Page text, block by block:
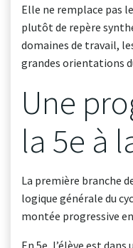
Elle ne remplace pas
plutôt de repère
domaines de travail,
grandes orientations
Une
la 5e à
La première branche
logique générale du
montée progressive